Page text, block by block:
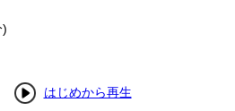
)
はじめから再生